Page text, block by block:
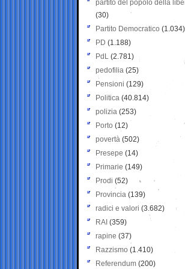
partito del popolo della
(30)
Partito Democratico (1.034)
PD (1.188)
PdL (2.781)
pedofilia (25)
Pensioni (129)
Politica (40.814)
polizia (253)
Porto (12)
povertà (502)
Presepe (14)
Primarie (149)
Prodi (52)
Provincia (139)
radici e valori (3.682)
RAI (359)
rapine (37)
Razzismo (1.410)
Referendum (200)